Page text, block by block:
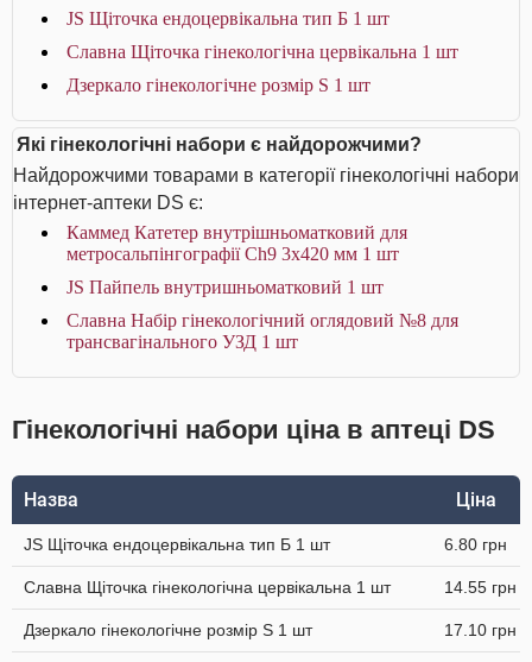
JS Щіточка ендоцервікальна тип Б 1 шт
Славна Щіточка гінекологічна цервікальна 1 шт
Дзеркало гінекологічне розмір S 1 шт
Які гінекологічні набори є найдорожчими?
Найдорожчими товарами в категорії гінекологічні набори
інтернет-аптеки DS є:
Каммед Катетер внутрішньоматковий для
метросальпінгографії Ch9 3x420 мм 1 шт
JS Пайпель внутришньоматковий 1 шт
Славна Набір гінекологічний оглядовий №8 для
трансвагінального УЗД 1 шт
Гінекологічні набори ціна в аптеці DS
Назва Ціна
JS Щіточка ендоцервікальна тип Б 1 шт 6.80 грн
Славна Щіточка гінекологічна цервікальна 1 шт 14.55 грн
Дзеркало гінекологічне розмір S 1 шт 17.10 грн